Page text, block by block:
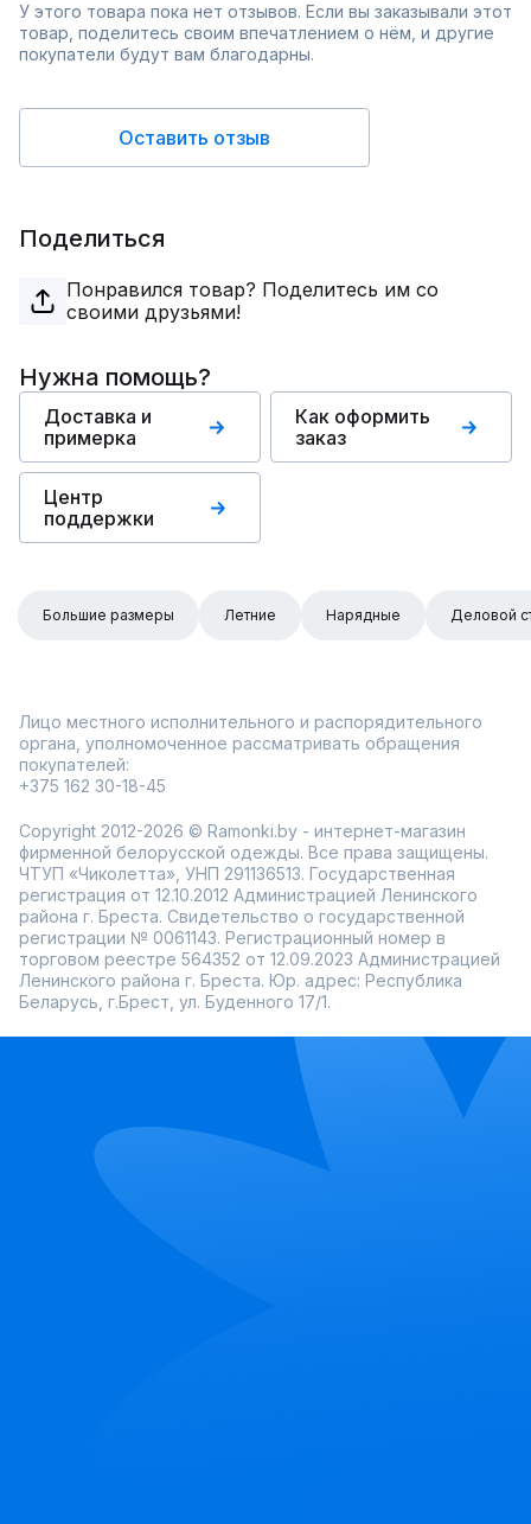
У этого товара пока нет отзывов. Если вы заказывали этот
товар, поделитесь своим впечатлением о нём, и другие
покупатели будут вам благодарны.
Оставить отзыв
Поделиться
Понравился товар? Поделитесь им со
своими друзьями!
Нужна помощь?
Доставка и
примерка
Как оформить
заказ
Центр
поддержки
Большие размеры Летние Нарядные Деловой
Лицо местного исполнительного и распорядительного
органа, уполномоченное рассматривать обращения
покупателей:
+375 162 30-18-45
Copyright 2012-2026 © Ramonki.by - интернет-магазин
фирменной белорусской одежды. Все права защищены.
ЧТУП «Чиколетта», УНП 291136513. Государственная
регистрация от 12.10.2012 Администрацией Ленинского
района г. Бреста. Свидетельство о государственной
регистрации № 0061143. Регистрационный номер в
торговом реестре 564352 от 12.09.2023 Администрацией
Ленинского района г. Бреста. Юр. адрес: Республика
Беларусь, г.Брест, ул. Буденного 17/1.